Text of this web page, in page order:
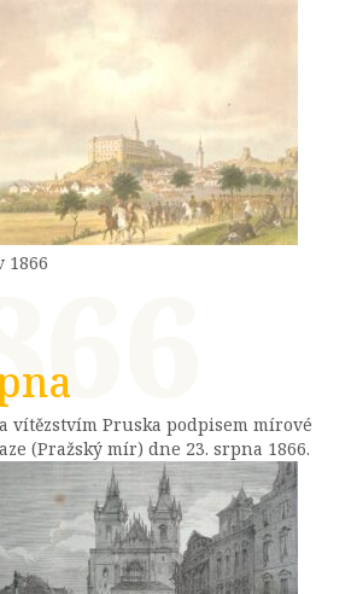
1866
vítězstvím Pruska podpisem mírové
(Pražský mír) dne 23. srpna 1866.